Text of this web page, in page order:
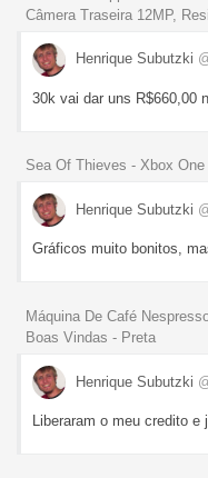
Câmera Traseira 12MP,
Henrique Subutzki
30k vai dar uns R$660,00
Sea Of Thieves - Xbox One
Henrique Subutzki
Gráficos muito bonitos,
Máquina De Café
Boas Vindas - Preta
Henrique Subutzki
Liberaram o meu credito e